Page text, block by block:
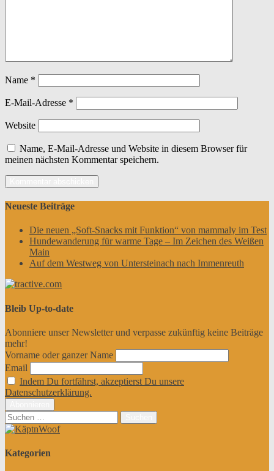
Name *
E-Mail-Adresse *
Website
Name, E-Mail-Adresse und Website in diesem Browser für
meinen nächsten Kommentar speichern.
Neueste Beiträge
Die neuen „Soft-Snacks mit Funktion“ von mammaly im Test
Hundewanderung für warme Tage – Im Zeichen des Weißen
Main
Auf dem Westweg von Untersteinach nach Immenreuth
Bleib Up-to-date
Abonniere unser Newsletter und verpasse zukünftig keine Beiträge
mehr!
Vorname oder ganzer Name
Email
Indem Du fortfährst, akzeptierst Du unsere
Datenschutzerklärung.
Suchen
nach:
Kategorien